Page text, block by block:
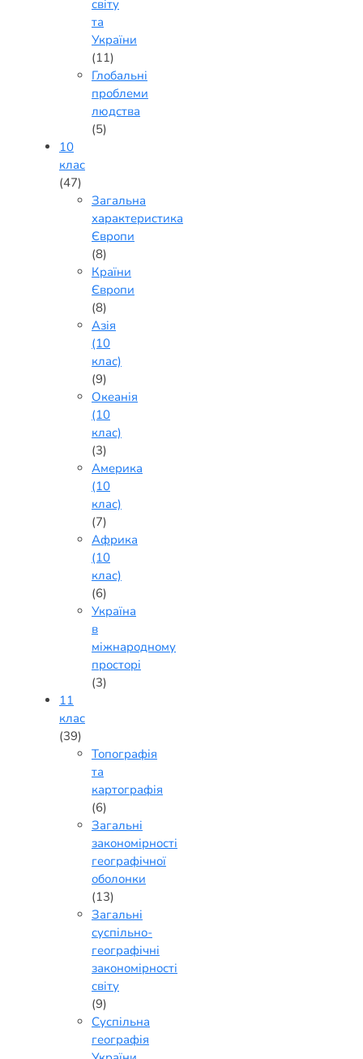
світу
та
України
(11)
Глобальні
проблеми
людства
(5)
10
клас
(47)
Загальна
характеристика
Європи
(8)
Країни
Європи
(8)
Азія
(10
клас)
(9)
Океанія
(10
клас)
(3)
Америка
(10
клас)
(7)
Африка
(10
клас)
(6)
Україна
в
міжнародному
просторі
(3)
11
клас
(39)
Топографія
та
картографія
(6)
Загальні
закономірності
географічної
оболонки
(13)
Загальні
суспільно-
географічні
закономірності
світу
(9)
Суспільна
географія